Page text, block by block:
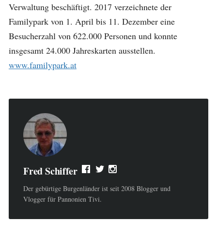
Verwaltung beschäftigt. 2017 verzeichnete der
Familypark von 1. April bis 11. Dezember eine
Besucherzahl von 622.000 Personen und konnte
insgesamt 24.000 Jahreskarten ausstellen.
www.familypark.at
Fred Schiffer
Der gebürtige Burgenländer ist seit 2008 Blogger und
Vlogger für Pannonien Tivi.